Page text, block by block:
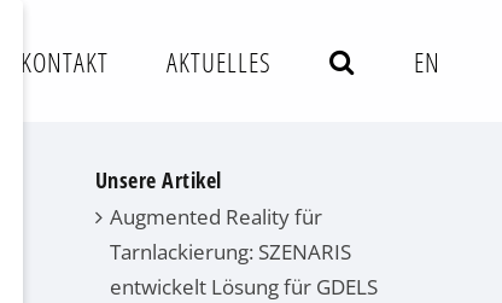
KONTAKT AKTUELLES EN
Unsere Artikel
Augmented Reality für
Tarnlackierung: SZENARIS
entwickelt Lösung für GDELS